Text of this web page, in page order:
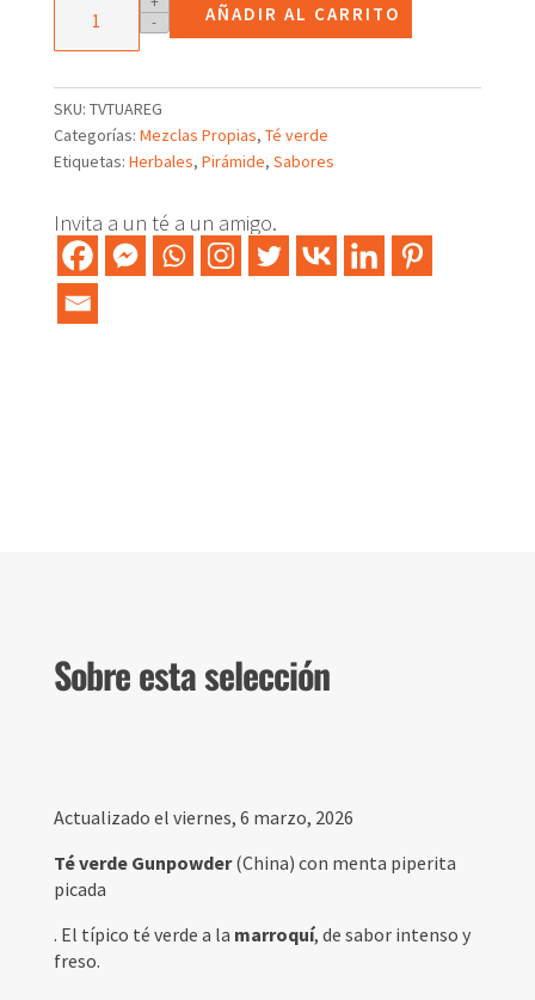
té
verde
con
menta
Touareg
-
AÑADIR AL CARRITO
SKU: TVTUAREG
Categorías: Mezclas Propias, Té verde
Etiquetas: Herbales, Pirámide, Sabores
Invita a un té a un amigo.
Sobre esta selección
Actualizado el viernes, 6 marzo, 2026
Té verde Gunpowder(China) con menta piperita
picada
. El típico té verde a la marroquí, de sabor intenso y
freso.